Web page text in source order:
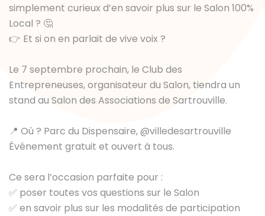
simplement curieux d’en savoir plus sur le Salon 100%
Local ? 🤔
👉 Et si on en parlait de vive voix ?
Le 7 septembre prochain, le Club des
Entrepreneuses, organisateur du Salon, tiendra un
stand au Salon des Associations de Sartrouville.
📍 Où ? Parc du Dispensaire,@villedesartrouville
Événement gratuit et ouvert à tous.
Ce sera l’occasion parfaite pour :
✅ poser toutes vos questions sur le Salon
✅ en savoir plus sur les modalités de participation